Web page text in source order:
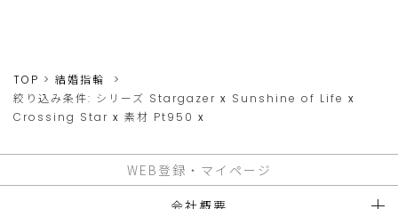
TOP
結婚指輪
絞り込み条件: シリーズ Stargazer x Sunshine of Life x
Crossing Star x 素材 Pt950 x
WEB登録・マイページ